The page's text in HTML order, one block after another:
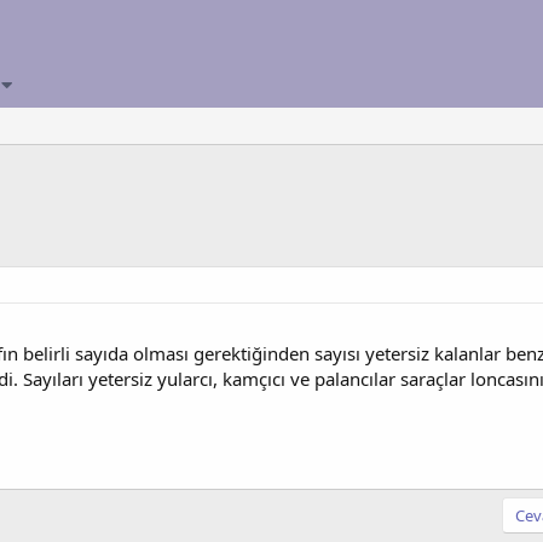
belirli sayıda olması gerektiğinden sayısı yetersiz kalanlar
Sayıları yetersiz yularcı, kamçıcı ve palancılar saraçlar